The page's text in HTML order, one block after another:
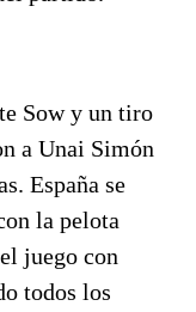
Sow y un tiro
a Unai Simón
España se
la pelota
juego con
todos los